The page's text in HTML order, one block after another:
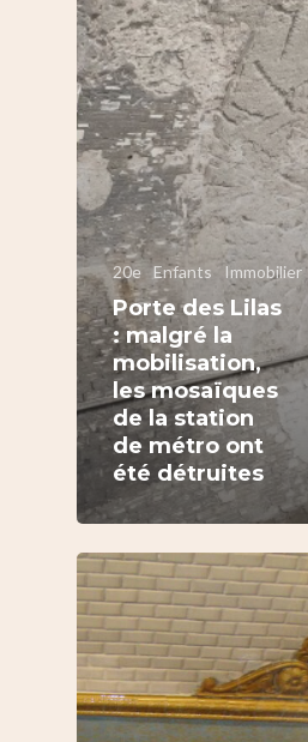
20e Enfants Immobilier
Porte des Lilas
: malgré la
mobilisation,
les mosaïques
de la station
de métro ont
été détruites